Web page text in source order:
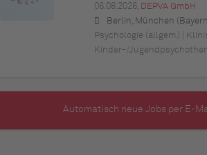
06.08.2026, DEPVA GmbH
Berlin, München (Bayern), Hamburg, Düsseldorf (Nordrhein-Westfalen), Köln (Nordrhein-Westfalen), Essen (Nordrhein-Westfalen), Dortmund (Nordrhein-Westfalen), Stuttgart (Baden-Württemberg), Heilbronn (Baden-
Psychologie (allgem.) |
Kinder-/
Automatisch neue Jobs per E-